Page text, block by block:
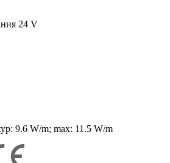
24 V
9.6 W/m; max: 11.5 W/m